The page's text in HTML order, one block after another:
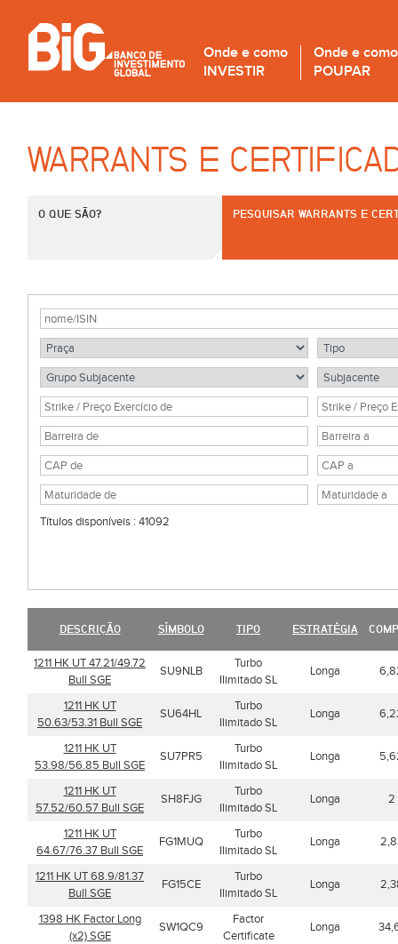
Onde e como
INVESTIR
Onde e como
POUPAR
WARRANTS E
O QUE SÃO? PESQUISAR WARRANTS E
Títulos disponíveis : 41092
DESCRIÇÃO SÍMBOLO TIPO ESTRATÉGIA
1211 HK UT 47.21/49.72
Bull SGE
SU9NLB
Turbo
Ilimitado SL
Longa
1211 HK UT
50.63/53.31 Bull SGE
SU64HL
Turbo
Ilimitado SL
Longa
1211 HK UT
53.98/56.85 Bull SGE
SU7PR5
Turbo
Ilimitado SL
Longa
1211 HK UT
57.52/60.57 Bull SGE
SH8FJG
Turbo
Ilimitado SL
Longa 2
1211 HK UT
64.67/76.37 Bull SGE
FG1MUQ
Turbo
Ilimitado SL
Longa
1211 HK UT 68.9/81.37
Bull SGE
FG15CE
Turbo
Ilimitado SL
Longa
1398 HK Factor Long
(x2) SGE
SW1QC9
Factor
Certificate
Longa